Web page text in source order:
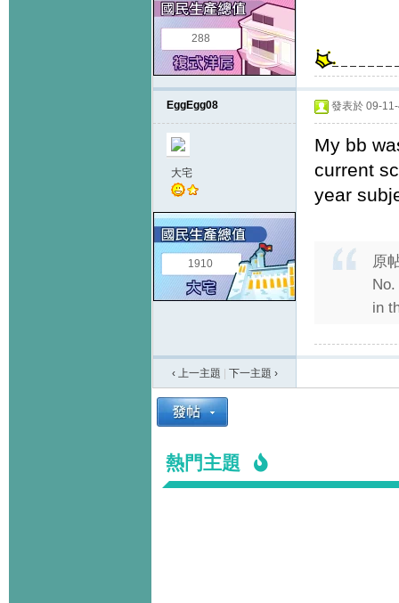
288
EggEgg08
大宅
1910
發表於 09-
My bb
current
year
原
in
‹ 上一主題 下一主題 ›
熱門主題